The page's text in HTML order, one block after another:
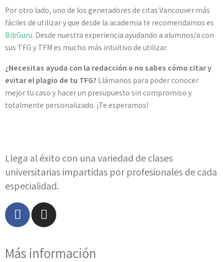
Por otro lado, uno de los generadores de citas Vancouver más
fáciles de utilizar y que desde la academia te recomendamos es
BibGuru. Desde nuestra experiencia ayudando a alumnos/a con
sus TFG y TFM es mucho más intuitivo de utilizar.
¿Necesitas ayuda con la redacción o no sabes cómo citar y
evitar el plagio de tu TFG? Llámanos para poder conocer
mejor tu caso y hacer un presupuesto sin compromiso y
totalmente personalizado. ¡Te esperamos!
Llega al éxito con una variedad de clases
universitarias impartidas por profesionales de cada
especialidad.
Más información